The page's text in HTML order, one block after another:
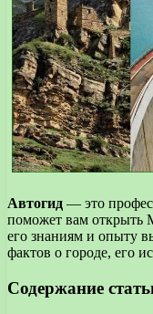
Автогид — это
поможет вам открыть
его знаниям и опыту
фактов о городе, его
Содержание